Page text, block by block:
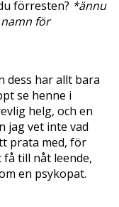
förresten? *ännu
för
dess har allt bara
se henne i
helg, och en
jag vet inte vad
prata med, för
till nåt leende,
en psykopat.